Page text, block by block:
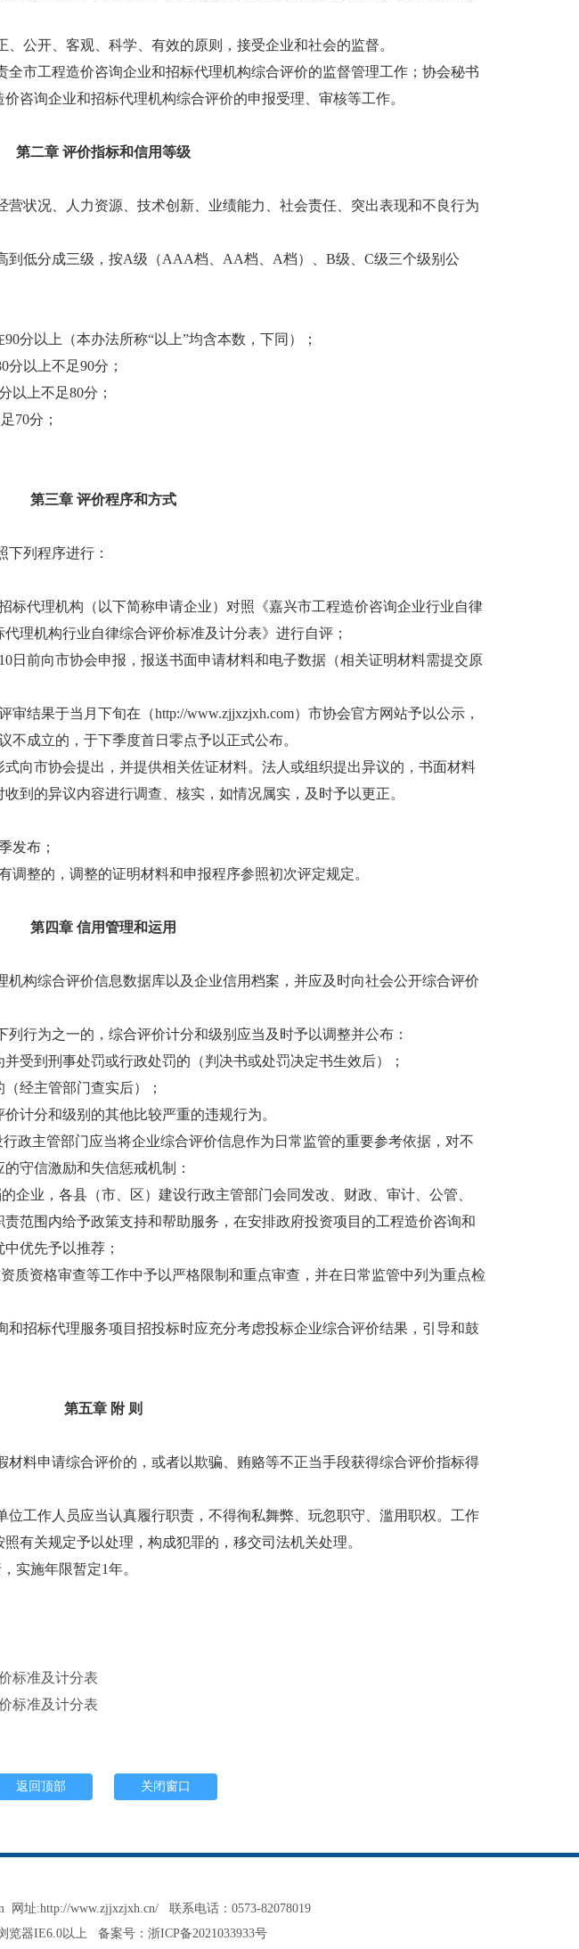
开、客观、科学、有效的原则，接受企业和社会的监督。
市工程造价咨询企业和招标代理机构综合评价的监督管理工作；协会秘书
咨询企业和招标代理机构综合评价的申报受理、审核等工作。
第二章 评价指标和信用等级
状况、人力资源、技术创新、业绩能力、社会责任、突出表现和不良行为
低分成三级，按A级（AAA档、AA档、A档）、B级、C级三个级别公
以上（本办法所称“以上”均含本数，下同）；
以上不足90分；
上不足80分；
70分；
第三章 评价程序和方式
列程序进行：
代理机构（以下简称申请企业）对照《嘉兴市工程造价咨询企业行业自律
理机构行业自律综合评价标准及计分表》进行自评；
前向市协会申报，报送书面申请材料和电子数据（相关证明材料需提交原
果于当月下旬在（http://www.zjjxzjxh.com）市协会官方网站予以公示，
成立的，于下季度首日零点予以正式公布。
市协会提出，并提供相关佐证材料。法人或组织提出异议的，书面材料
到的异议内容进行调查、核实，如情况属实，及时予以更正。
发布；
整的，调整的证明材料和申报程序参照初次评定规定。
第四章 信用管理和运用
构综合评价信息数据库以及企业信用档案，并应及时向社会公开综合评价
为之一的，综合评价计分和级别应当及时予以调整并公布：
到刑事处罚或行政处罚的（判决书或处罚决定书生效后）；
经主管部门查实后）；
分和级别的其他比较严重的违规行为。
主管部门应当将企业综合评价信息作为日常监管的重要参考依据，对不
守信激励和失信惩戒机制：
业，各县（市、区）建设行政主管部门会同发改、财政、审计、公管、
范围内给予政策支持和帮助服务，在安排政府投资项目的工程造价咨询和
优先予以推荐；
资格审查等工作中予以严格限制和重点审查，并在日常监管中列为重点检
招标代理服务项目招投标时应充分考虑投标企业综合评价结果，引导和鼓
第五章 附 则
料申请综合评价的，或者以欺骗、贿赂等不正当手段获得综合评价指标得
工作人员应当认真履行职责，不得徇私舞弊、玩忽职守、滥用职权。工作
有关规定予以处理，构成犯罪的，移交司法机关处理。
实施年限暂定1年。
标准及计分表
标准及计分表
址:http://www.zjjxzjxh.cn/ 联系电话：0573-82078019
览器IE6.0以上 备案号： 浙ICP备2021033933号